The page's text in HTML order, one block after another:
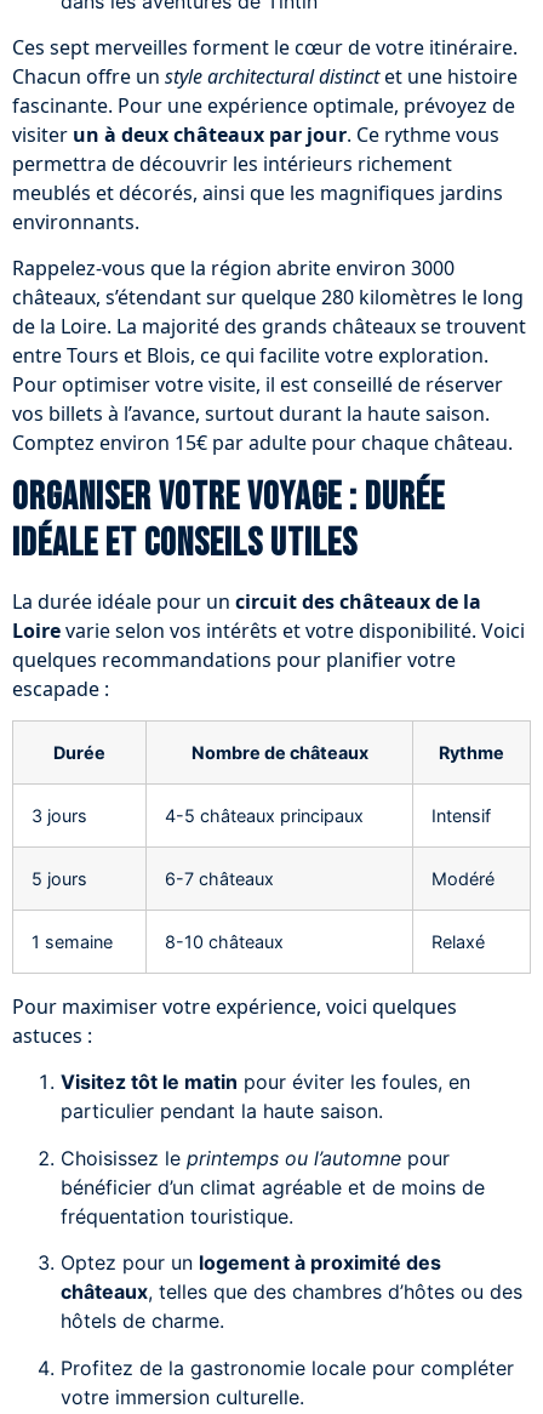
Ces sept merveilles forment le cœur de votre itinéraire.
Chacun offre un style architectural distinctet une histoire
fascinante. Pour une expérience optimale, prévoyez de
visiter un à deux châteaux par jour. Ce rythme vous
permettra de découvrir les intérieurs richement
meublés et décorés, ainsi que les magnifiques jardins
environnants.
Rappelez-vous que la région abrite environ 3000
châteaux, s’étendant sur quelque 280 kilomètres le long
de la Loire. La majorité des grands châteaux se trouvent
entre Tours et Blois, ce qui facilite votre exploration.
Pour optimiser votre visite, il est conseillé de réserver
vos billets à l’avance, surtout durant la haute saison.
Comptez environ 15€ par adulte pour chaque château.
Organiser votre voyage : durée
idéale et conseils utiles
La durée idéale pour un circuit des châteaux de la
Loirevarie selon vos intérêts et votre disponibilité. Voici
quelques recommandations pour planifier votre
escapade :
Durée Nombre de châteaux Rythme
3 jours 4-5 châteaux principaux Intensif
5 jours 6-7 châteaux Modéré
1 semaine 8-10 châteaux Relaxé
Pour maximiser votre expérience, voici quelques
astuces :
Visitez tôt le matin pour éviter les foules, en
particulier pendant la haute saison.
Choisissez le printemps ou l’automne pour
bénéficier d’un climat agréable et de moins de
fréquentation touristique.
Optez pour un logement à proximité des
châteaux, telles que des chambres d’hôtes ou des
hôtels de charme.
Profitez de la gastronomie locale pour compléter
votre immersion culturelle.